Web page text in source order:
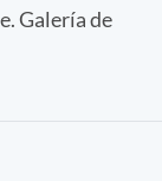
Galería de